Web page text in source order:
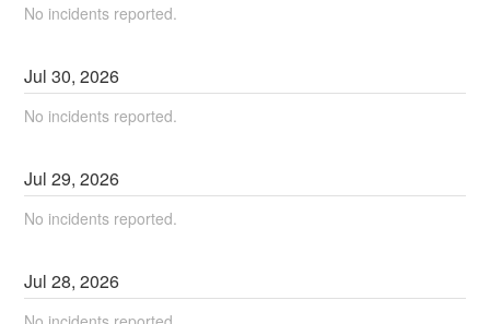
No incidents reported.
Jul30,2026
No incidents reported.
Jul29,2026
No incidents reported.
Jul28,2026